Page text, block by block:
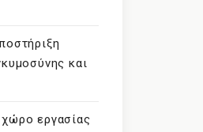
και
εργασίας